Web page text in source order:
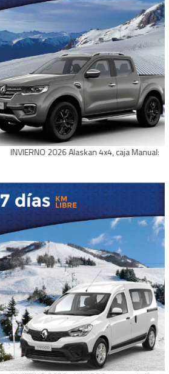
INVIERNO 2026 Alaskan 4x4, caja Manual: